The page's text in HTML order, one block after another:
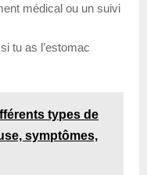
médical ou un suivi
tu as l’estomac
types de
symptômes,